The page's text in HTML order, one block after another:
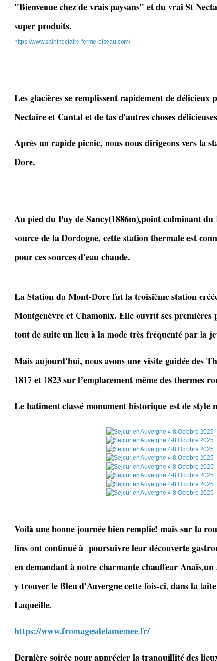
"Bienvenue chez de vrais paysans" et du vrai St
super produits.
https://www.saintnectaire-ferme-oiseau.com/
Les glacières se remplissent rapidement de
Nectaire et Cantal et de tas d'autres choses
Après un rapide picnic, nous nous dirigeons vers la
Dore.
Au pied du Puy de Sancy(1886m),point culminant
source de la Dordogne, cette station thermale est
pour ces sources d'eau chaude.
La Station du Mont-Dore fut la troisième station
Montgenèvre et Chamonix. Elle ouvrit ses premières
tout de suite un lieu à la mode très fréquenté par la
Mais aujourd'hui, nous avons une visite guidée des
1817 et 1823 sur l’emplacement même des thermes
Le batiment classé monument historique est de style
Voilà une bonne journée bien remplie! mais sur la
fins ont continué à poursuivre leur découverte
en demandant à notre charmante chauffeur
y trouver le Bleu d'Auvergne cette fois-ci, dans la
Laqueille.
https://www.fromagesdelamemee.fr/
Dernière soirée pour apprécier la tranquillité des